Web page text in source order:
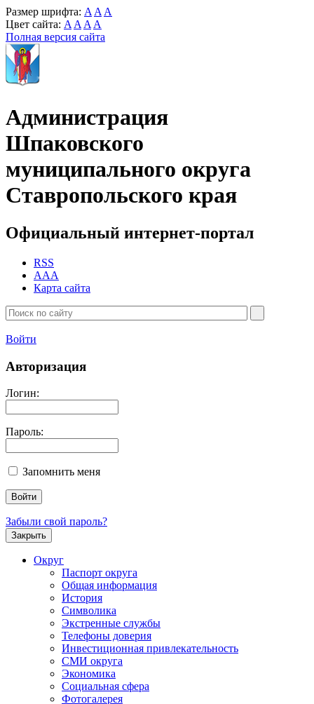
Размер шрифта: A A A
Цвет сайта: A A A A
Полная версия сайта
Администрация
Шпаковского
муниципального округа
Ставропольского края
Официальный интернет-портал
RSS
AAA
Карта сайта
Войти
Авторизация
Логин:
Пароль:
Запомнить меня
Забыли свой пароль?
Закрыть
Округ
Паспорт округа
Общая информация
История
Символика
Экстренные службы
Телефоны доверия
Инвестиционная привлекательность
СМИ округа
Экономика
Социальная сфера
Фотогалерея